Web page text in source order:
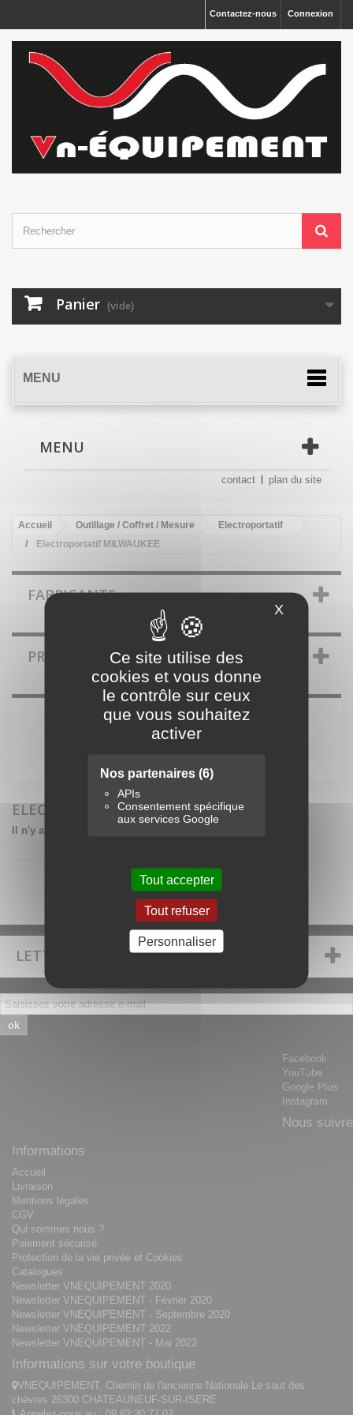
Ce site utilise des
cookies et vous donne
le contrôle sur ceux
que vous souhaitez
activer
Nos partenaires (6)
APIs
Consentement spécifique
aux services Google
Tout accepter
Tout refuser
Personnaliser
X Masquer
Connexion
Contactez-nous
Panier (vide)
MENU
MENU
contact plan du site
Accueil Outillage / Coffret / Mesure
Electroportatif
Electroportatif MILWAUKEE
FABRICANTS
PROMOTIONS
ELECTROPORTATIF MILWAUKEE
Il n'y a aucun produit dans cette catégorie.
LETTRE D'INFORMATIONS
ok
Facebook
YouTube
Google Plus
Instagram
Nous suivre
Informations
Accueil
Livraison
Mentions légales
CGV
Qui sommes nous ?
Paiement sécurisé
Protection de la vie privée et Cookies
Catalogues
Newsletter VNEQUIPEMENT 2020
Newsletter VNEQUIPEMENT - Février 2020
Newsletter VNEQUIPEMENT - Septembre 2020
Newsletter VNEQUIPEMENT 2022
Newsletter VNEQUIPEMENT - Mai 2022
Informations sur votre boutique
VNEQUIPEMENT, Chemin de l'ancienne Nationale Le saut des
chèvres 26300 CHATEAUNEUF-SUR-ISERE